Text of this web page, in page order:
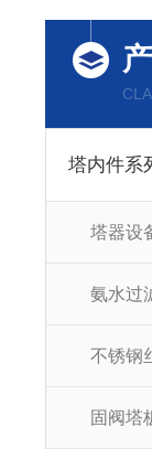
塔内件系
塔器设
氨水过
不锈钢
固阀塔